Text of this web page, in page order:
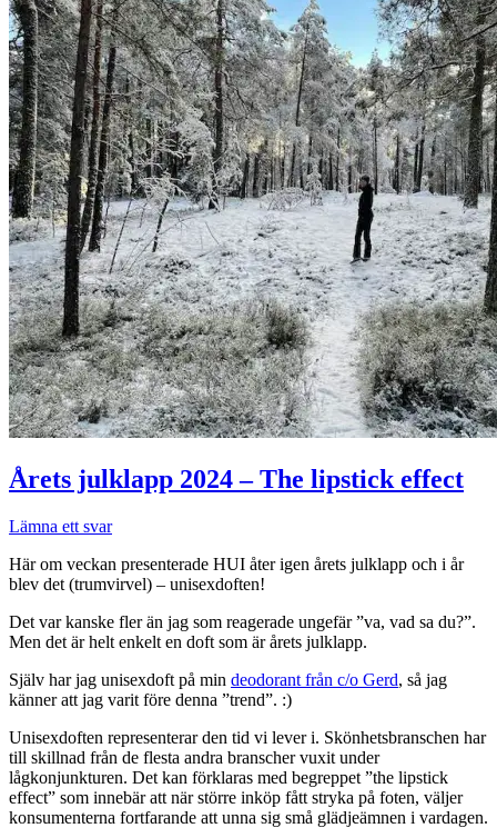
Årets julklapp 2024 – The lipstick effect
Lämna ett svar
Här om veckan presenterade HUI åter igen årets julklapp och i år
blev det (trumvirvel) – unisexdoften!
Det var kanske fler än jag som reagerade ungefär ”va, vad sa du?”.
Men det är helt enkelt en doft som är årets julklapp.
Själv har jag unisexdoft på min deodorant från c/o Gerd, så jag
känner att jag varit före denna ”trend”. :)
Unisexdoften representerar den tid vi lever i. Skönhetsbranschen har
till skillnad från de flesta andra branscher vuxit under
lågkonjunkturen. Det kan förklaras med begreppet ”the lipstick
effect” som innebär att när större inköp fått stryka på foten, väljer
konsumenterna fortfarande att unna sig små glädjeämnen i vardagen.